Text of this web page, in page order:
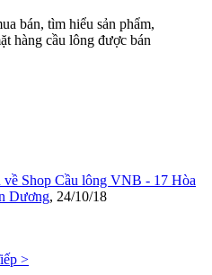
bán, tìm hiểu sản phẩm,
hàng cầu lông được bán
về Shop Cầu lông VNB - 17 Hòa
Dương, 24/10/18
>